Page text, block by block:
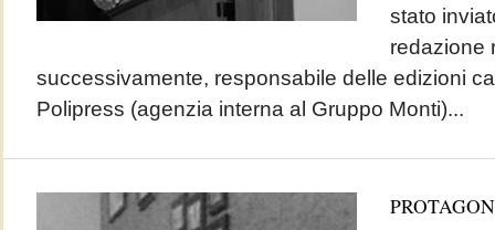
stato
redazione
successivamente, responsabile delle edizioni
Polipress (agenzia interna al Gruppo Monti)...